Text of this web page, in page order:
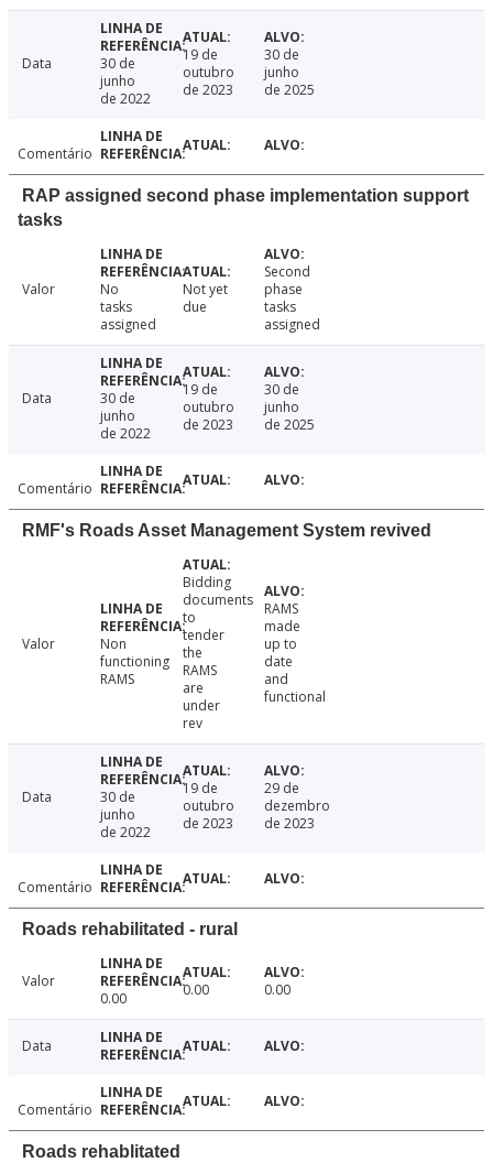
Data
30 de
junho
de 2022
19 de
outubro
de 2023
30 de
junho
de 2025
Comentário
RAP assigned second phase implementation support
tasks
Valor
No
tasks
assigned
Not yet
due
Second
phase
tasks
assigned
Data
30 de
junho
de 2022
19 de
outubro
de 2023
30 de
junho
de 2025
Comentário
RMF's Roads Asset Management System revived
Valor
Non
functioning
RAMS
Bidding
documents
to
tender
the
RAMS
are
under
rev
RAMS
made
up to
date
and
functional
Data
30 de
junho
de 2022
19 de
outubro
de 2023
29 de
dezembro
de 2023
Comentário
Roads rehabilitated - rural
Valor
0.00
0.00 0.00
Data
Comentário
Roads rehablitated